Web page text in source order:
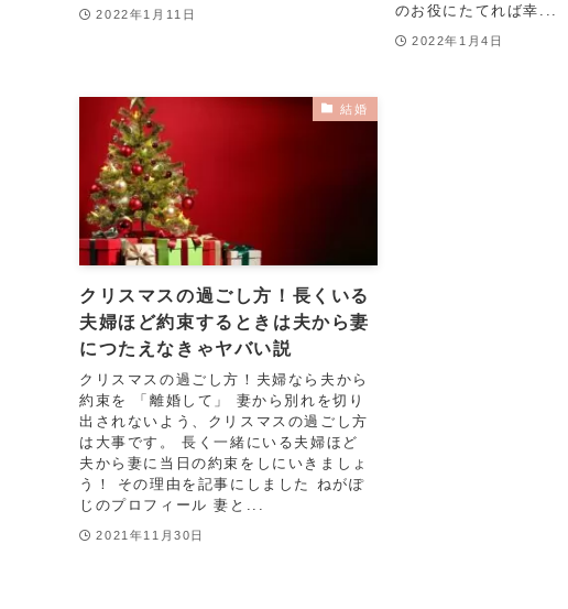
2022年1月11日
のお役にたてれば幸...
2022年1月4日
結婚
クリスマスの過ごし方！長くいる
夫婦ほど約束するときは夫から妻
につたえなきゃヤバい説
クリスマスの過ごし方！夫婦なら夫から
約束を 「離婚して」 妻から別れを切り
出されないよう、クリスマスの過ごし方
は大事です。 長く一緒にいる夫婦ほど
夫から妻に当日の約束をしにいきましょ
う！ その理由を記事にしました ねがぽ
じのプロフィール 妻と...
2021年11月30日